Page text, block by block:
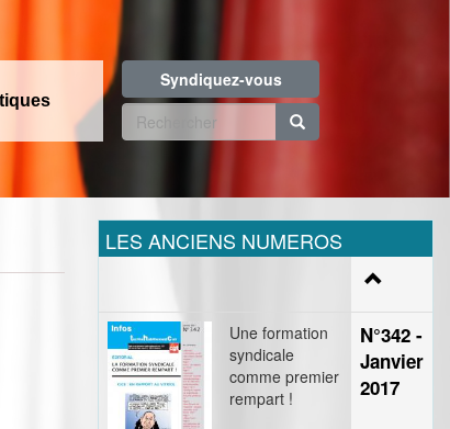
Syndiquez-vous
Formulaire
recherche
LES ANCIENS NUMEROS
Une formation
syndicale
comme premier
rempart !
N°342 -
Janvier
2017